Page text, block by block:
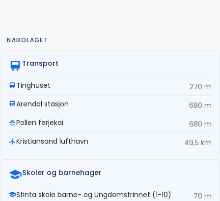
NABOLAGET
Transport
Tinghuset
270 m
Arendal stasjon
680 m
Pollen ferjekai
680 m
Kristiansand lufthavn
49,5 km
Skoler og barnehager
Stinta skole barne- og Ungdomstrinnet (1-10) 70 m